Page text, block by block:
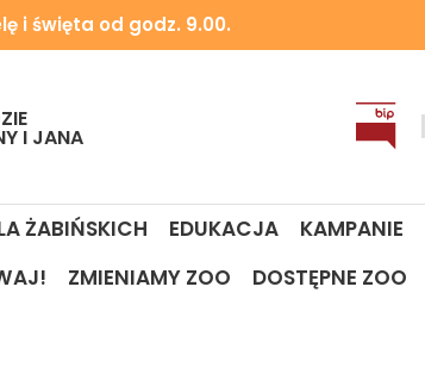
i święta od godz. 9.00.
I JANA
ŻABIŃSKICH EDUKACJA KAMPANIE
ZMIENIAMY ZOO DOSTĘPNE ZOO